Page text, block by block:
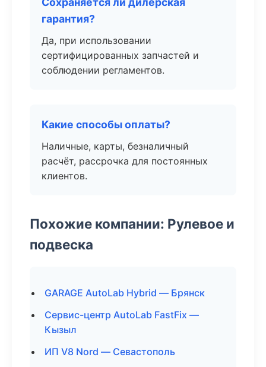
гарантия?
Да, при использовании
сертифицированных запчастей и
соблюдении регламентов.
Какие способы оплаты?
Наличные, карты, безналичный
расчёт, рассрочка для постоянных
клиентов.
Похожие компании: Рулевое и
подвеска
GARAGE AutoLab Hybrid — Брянск
Сервис-центр AutoLab FastFix —
Кызыл
ИП V8 Nord — Севастополь